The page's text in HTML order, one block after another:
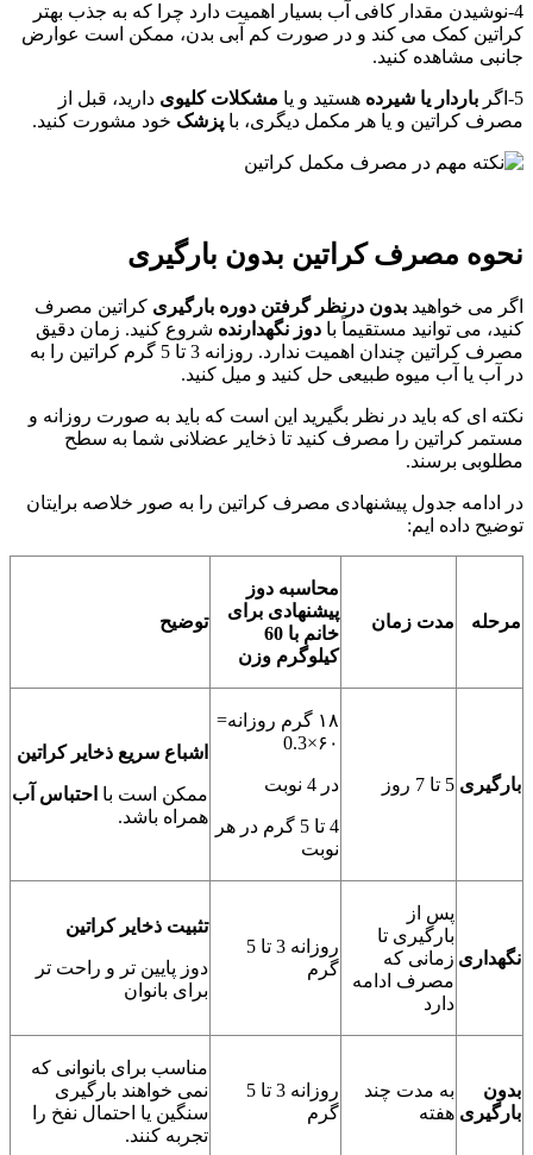
4-نوشیدن مقدار کافی آب بسیار اهمیت دارد چرا که به جذب بهتر
کراتین کمک می کند و در صورت کم آبی بدن، ممکن است عوارض
جانبی مشاهده کنید.
5-اگر باردار یا شیرده هستید و یا مشکلات کلیوی دارید، قبل از
مصرف کراتین و یا هر مکمل دیگری، با پزشک خود مشورت کنید.
نحوه مصرف کراتین بدون بارگیری
اگر می خواهید بدون درنظر گرفتن دوره بارگیری کراتین مصرف
کنید، می توانید مستقیماً با دوز نگهدارنده شروع کنید. زمان دقیق
مصرف کراتین چندان اهمیت ندارد. روزانه 3 تا 5 گرم کراتین را به
در آب یا آب میوه طبیعی حل کنید و میل کنید.
نکته ای که باید در نظر بگیرید این است که باید به صورت روزانه و
مستمر کراتین را مصرف کنید تا ذخایر عضلانی شما به سطح
مطلوبی برسند.
در ادامه جدول پیشنهادی مصرف کراتین را به صور خلاصه برایتان
توضیح داده ایم:
مرحله مدت زمان
محاسبه دوز
پیشنهادی برای
خانم با 60
کیلوگرم وزن
توضیح
بارگیری 5 تا 7 روز
۱۸ گرم روزانه=
۶۰×0.3
در 4 نوبت
4 تا 5 گرم در هر
نوبت
اشباع سریع ذخایر کراتین
ممکن است با احتباس آب
همراه باشد.
نگهداری
پس از
بارگیری تا
زمانی که
مصرف ادامه
دارد
روزانه 3 تا 5
گرم
تثبیت ذخایر کراتین
دوز پایین ‌تر و راحت‌ تر
برای بانوان
بدون
بارگیری
به مدت چند
هفته
روزانه 3 تا 5
گرم
مناسب برای بانوانی که
نمی ‌خواهند بارگیری
سنگین یا احتمال نفخ را
تجربه کنند.